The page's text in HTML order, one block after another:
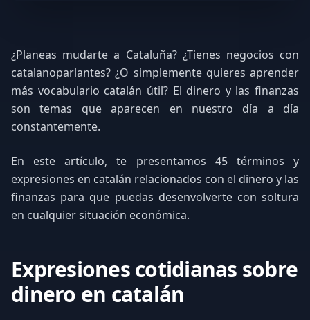
¿Planeas mudarte a Cataluña? ¿Tienes negocios con
catalanoparlantes? ¿O simplemente quieres aprender
más vocabulario catalán útil? El dinero y las finanzas
son temas que aparecen en nuestro día a día
constantemente.
En este artículo, te presentamos 45 términos y
expresiones en catalán relacionados con el dinero y las
finanzas para que puedas desenvolverte con soltura
en cualquier situación económica.
Expresiones cotidianas sobre
dinero en catalán